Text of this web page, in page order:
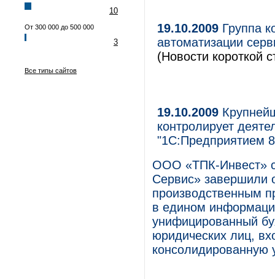
10
От 300 000 до 500 000
3
Все типы сайтов
19.10.2009 Группа
автоматизации
(Новости короткой
19.10.2009
контролирует
"1С:Предприятием
ООО «ТПК-Инвест»
Сервис» завершили
производственным
в едином
унифицированный
юридических лиц,
консолидированную